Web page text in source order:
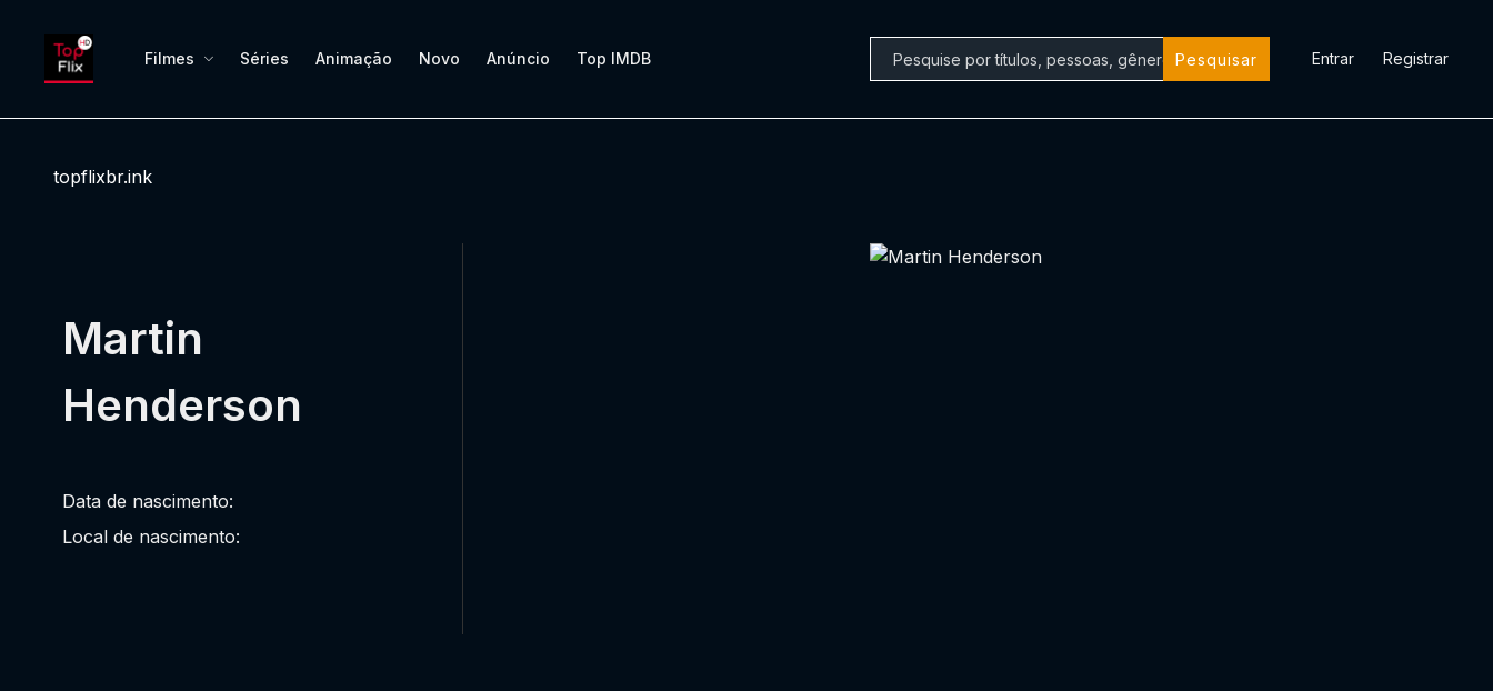
Filmes Séries Animação Novo Anúncio Top IMDB Pesquisar Entrar Registrar
topflixbr.ink
Martin
Henderson
Data de nascimento:
Local de nascimento: